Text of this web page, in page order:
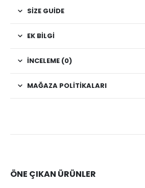
SIZE GUIDE
EK BILGI
İNCELEME (0)
MAĞAZA POLITIKALARI
ÖNE ÇIKAN ÜRÜNLER